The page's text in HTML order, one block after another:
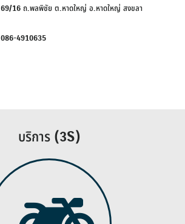
69/16 ถ.พลพิชัย ต.หาดใหญ่ อ.หาดใหญ่ สงขลา
086-4910635
บริการ (3S)